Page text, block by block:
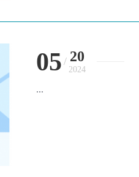
05 / 20
2024
...